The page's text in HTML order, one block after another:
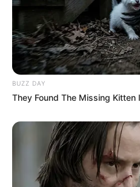
BUZZ DAY
They Found The Missing Kitten